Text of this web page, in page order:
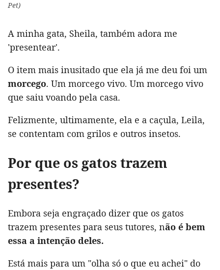
Pet)
A minha gata, Sheila, também adora me
'presentear'.
O item mais inusitado que ela já me deu foi um
morcego. Um morcego vivo. Um morcego vivo
que saiu voando pela casa.
Felizmente, ultimamente, ela e a caçula, Leila,
se contentam com grilos e outros insetos.
Por que os gatos trazem
presentes?
Embora seja engraçado dizer que os gatos
trazem presentes para seus tutores, não é bem
essa a intenção deles.
Está mais para um "olha só o que eu achei" do